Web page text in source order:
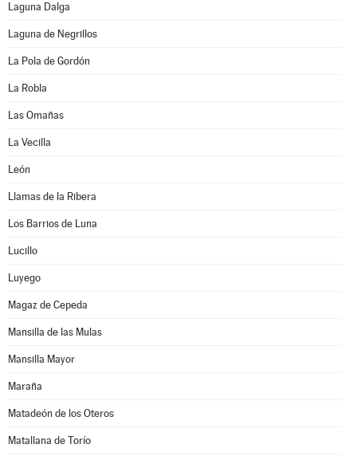
Laguna Dalga
Laguna de Negrillos
La Pola de Gordón
La Robla
Las Omañas
La Vecilla
León
Llamas de la Ribera
Los Barrios de Luna
Lucillo
Luyego
Magaz de Cepeda
Mansilla de las Mulas
Mansilla Mayor
Maraña
Matadeón de los Oteros
Matallana de Torío